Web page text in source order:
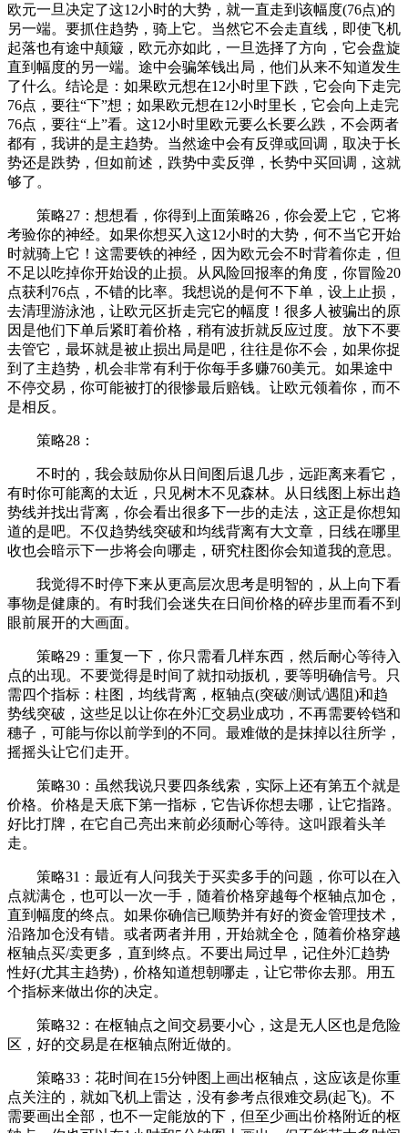
欧元一旦决定了这12小时的大势，就一直走到该幅度(76点)的
另一端。要抓住趋势，骑上它。当然它不会走直线，即使飞机
起落也有途中颠簸，欧元亦如此，一旦选择了方向，它会盘旋
直到幅度的另一端。途中会骗笨钱出局，他们从来不知道发生
了什么。结论是：如果欧元想在12小时里下跌，它会向下走完
76点，要往“下”想；如果欧元想在12小时里长，它会向上走完
76点，要往“上”看。这12小时里欧元要么长要么跌，不会两者
都有，我讲的是主趋势。当然途中会有反弹或回调，取决于长
势还是跌势，但如前述，跌势中卖反弹，长势中买回调，这就
够了。
策略27：想想看，你得到上面策略26，你会爱上它，它将
考验你的神经。如果你想买入这12小时的大势，何不当它开始
时就骑上它！这需要铁的神经，因为欧元会不时背着你走，但
不足以吃掉你开始设的止损。从风险回报率的角度，你冒险20
点获利76点，不错的比率。我想说的是何不下单，设上止损，
去清理游泳池，让欧元区折走完它的幅度！很多人被骗出的原
因是他们下单后紧盯着价格，稍有波折就反应过度。放下不要
去管它，最坏就是被止损出局是吧，往往是你不会，如果你捉
到了主趋势，机会非常有利于你每手多赚760美元。如果途中
不停交易，你可能被打的很惨最后赔钱。让欧元领着你，而不
是相反。
策略28：
不时的，我会鼓励你从日间图后退几步，远距离来看它，
有时你可能离的太近，只见树木不见森林。从日线图上标出趋
势线并找出背离，你会看出很多下一步的走法，这正是你想知
道的是吧。不仅趋势线突破和均线背离有大文章，日线在哪里
收也会暗示下一步将会向哪走，研究柱图你会知道我的意思。
我觉得不时停下来从更高层次思考是明智的，从上向下看
事物是健康的。有时我们会迷失在日间价格的碎步里而看不到
眼前展开的大画面。
策略29：重复一下，你只需看几样东西，然后耐心等待入
点的出现。不要觉得是时间了就扣动扳机，要等明确信号。只
需四个指标：柱图，均线背离，枢轴点(突破/测试/遇阻)和趋
势线突破，这些足以让你在外汇交易业成功，不再需要铃铛和
穗子，可能与你以前学到的不同。最难做的是抹掉以往所学，
摇摇头让它们走开。
策略30：虽然我说只要四条线索，实际上还有第五个就是
价格。价格是天底下第一指标，它告诉你想去哪，让它指路。
好比打牌，在它自己亮出来前必须耐心等待。这叫跟着头羊
走。
策略31：最近有人问我关于买卖多手的问题，你可以在入
点就满仓，也可以一次一手，随着价格穿越每个枢轴点加仓，
直到幅度的终点。如果你确信已顺势并有好的资金管理技术，
沿路加仓没有错。或者两者并用，开始就全仓，随着价格穿越
枢轴点买/卖更多，直到终点。不要出局过早，记住外汇趋势
性好(尤其主趋势)，价格知道想朝哪走，让它带你去那。用五
个指标来做出你的决定。
策略32：在枢轴点之间交易要小心，这是无人区也是危险
区，好的交易是在枢轴点附近做的。
策略33：花时间在15分钟图上画出枢轴点，这应该是你重
点关注的，就如飞机上雷达，没有参考点很难交易(起飞)。不
需要画出全部，也不一定能放的下，但至少画出价格附近的枢